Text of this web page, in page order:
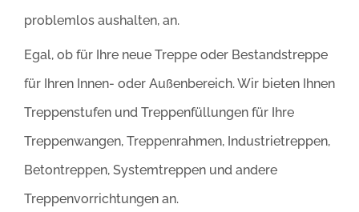
problemlos aushalten, an.
Egal, ob für Ihre neue Treppe oder Bestandstreppe
für Ihren Innen- oder Außenbereich. Wir bieten Ihnen
Treppenstufen und Treppenfüllungen für Ihre
Treppenwangen, Treppenrahmen, Industrietreppen,
Betontreppen, Systemtreppen und andere
Treppenvorrichtungen an.